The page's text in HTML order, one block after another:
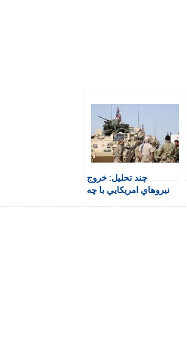
چند تحلیل: خروج
نيروهاي امريكايي با چه